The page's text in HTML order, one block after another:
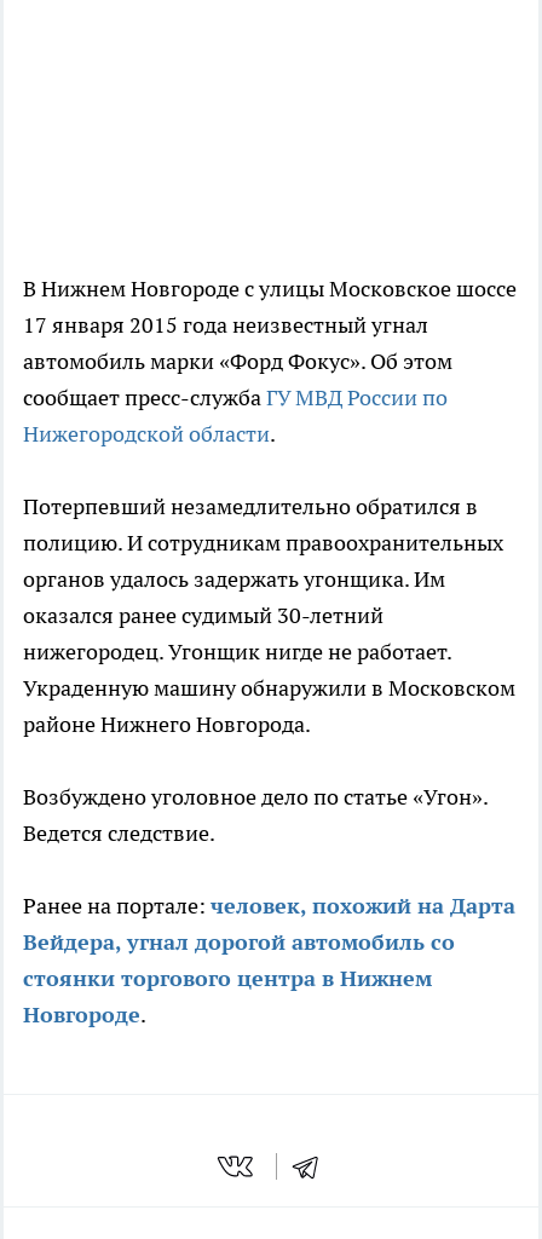
В Нижнем Новгороде с улицы Московское шоссе
17 января 2015 года неизвестный угнал
автомобиль марки «Форд Фокус». Об этом
сообщает пресс-службаГУ МВД России по
Нижегородской области.
Потерпевший незамедлительно обратился в
полицию. И сотрудникам правоохранительных
органов удалось задержать угонщика. Им
оказался ранее судимый 30-летний
нижегородец. Угонщик нигде не работает.
Украденную машину обнаружили в Московском
районе Нижнего Новгорода.
Возбуждено уголовное дело по статье «Угон».
Ведется следствие.
Ранее на портале: человек, похожий на Дарта
Вейдера, угнал дорогой автомобиль со
стоянки торгового центра в Нижнем
Новгороде.